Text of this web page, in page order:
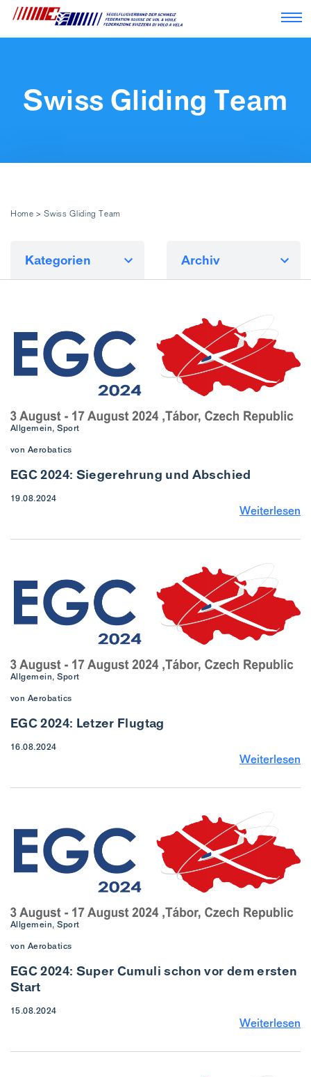
Swiss Gliding Team
Home >Swiss Gliding Team
Kategorien Archiv
Allgemein, Sport
von Aerobatics
EGC 2024: Siegerehrung und Abschied
19.08.2024
Weiterlesen
Allgemein, Sport
von Aerobatics
EGC 2024: Letzer Flugtag
16.08.2024
Weiterlesen
Allgemein, Sport
von Aerobatics
EGC 2024: Super Cumuli schon vor dem ersten
Start
15.08.2024
Weiterlesen